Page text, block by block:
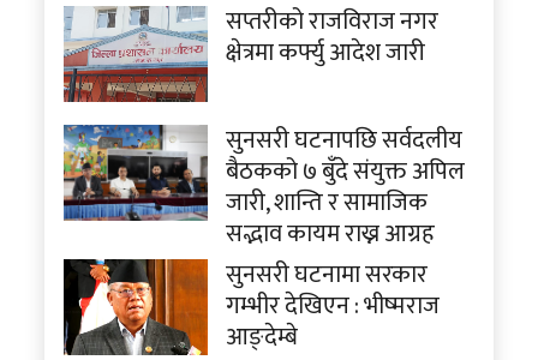
सप्तरीको राजविराज नगर
क्षेत्रमा कर्फ्यु आदेश जारी
सुनसरी घटनापछि सर्वदलीय
बैठकको ७ बुँदे संयुक्त अपिल
जारी, शान्ति र सामाजिक
सद्भाव कायम राख्न आग्रह
सुनसरी घटनामा सरकार
गम्भीर देखिएन : भीष्मराज
आङ्देम्बे